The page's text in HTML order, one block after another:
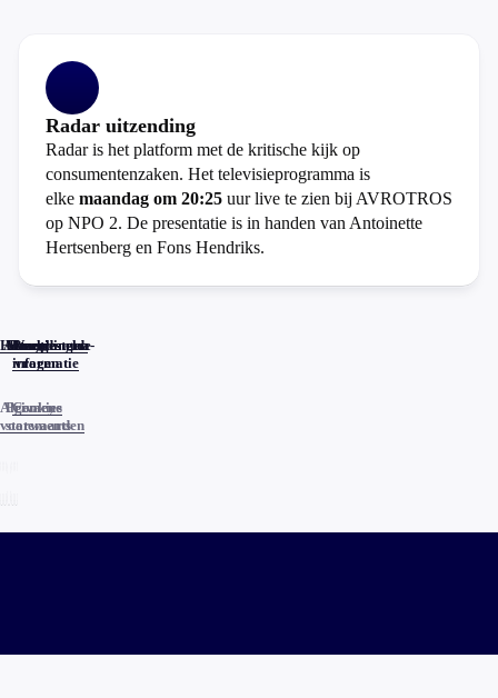
Radar uitzending
Radar is het platform met de kritische kijk op
consumentenzaken. Het televisieprogramma is
elke maandag om 20:25 uur live te zien bij AVROTROS
op NPO 2. De presentatie is in handen van Antoinette
Hertsenberg en Fons Hendriks.
Home
Actueel
Uitzendingen
Reacties
Programma-
informatie
Veelgestelde
vragen
Algemene
voorwaarden
Privacy
statements
Cookies